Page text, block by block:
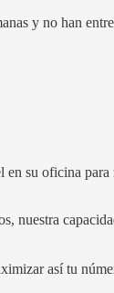
y no han
en su oficina
nuestra
así tu